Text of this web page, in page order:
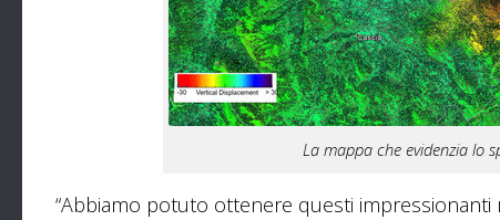
La mappa che evidenzia lo
“Abbiamo potuto ottenere questi